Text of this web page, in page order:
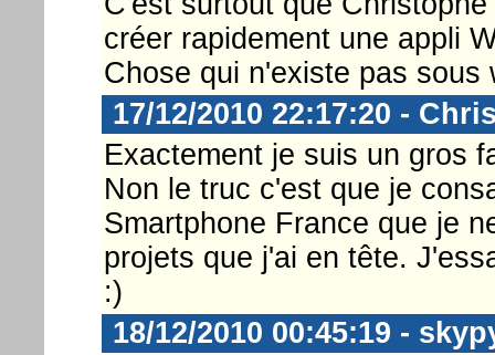
créer rapidement une appli
Chose qui n'existe pas sous
17/12/2010 22:17:20 -
Exactement je suis un gros
Non le truc c'est que je
Smartphone France que je
projets que j'ai en tête.
:)
18/12/2010 00:45:19 -